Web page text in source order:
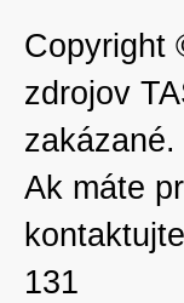
Copyright
zdrojov
zakázané.
Ak máte
131